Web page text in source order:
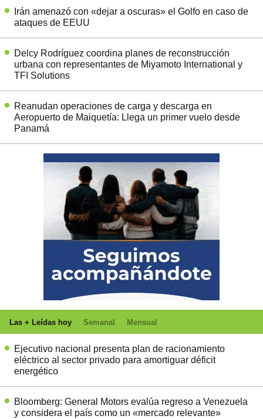
Irán amenazó con «dejar a oscuras» el Golfo en caso de
ataques de EEUU
Delcy Rodríguez coordina planes de reconstrucción
urbana con representantes de Miyamoto International y
TFI Solutions
Reanudan operaciones de carga y descarga en
Aeropuerto de Maiquetía: Llega un primer vuelo desde
Panamá
Las + Leídas hoy Semanal Mensual
Ejecutivo nacional presenta plan de racionamiento
eléctrico al sector privado para amortiguar déficit
energético
Bloomberg: General Motors evalúa regreso a Venezuela
y considera el país como un «mercado relevante»